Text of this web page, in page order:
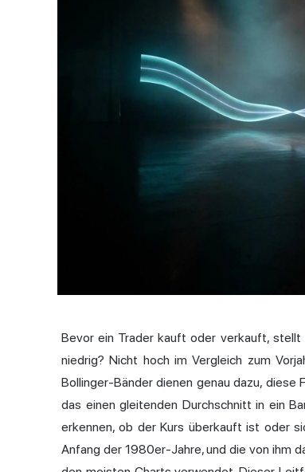
Bevor ein Trader kauft oder verkauft,
niedrig? Nicht hoch im Vergleich zum
Bollinger-Bänder dienen genau dazu, diese
das einen gleitenden Durchschnitt in ein
erkennen, ob der Kurs überkauft ist oder
Anfang der 1980er-Jahre, und die von ihm